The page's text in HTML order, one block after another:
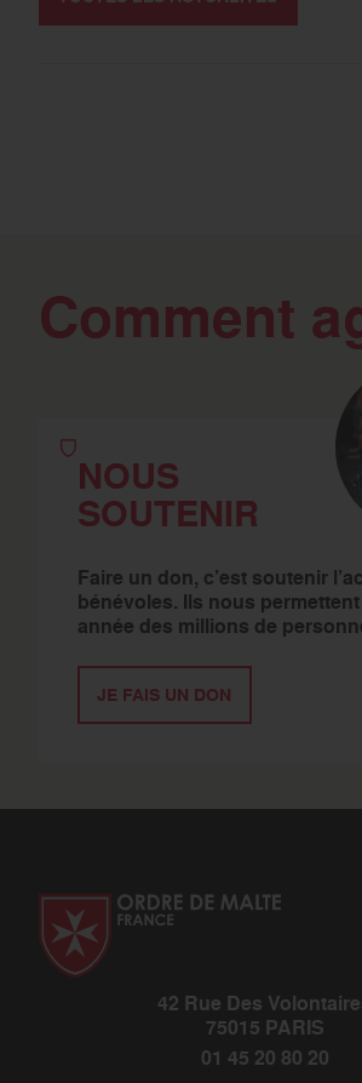
Comment
NOUS
SOUTENIR
Faire un don, c’est soutenir
bénévoles. Ils nous
année des millions de
JE FAIS UN DON
42 Rue Des
75015 PARIS
01 45 20 80 20